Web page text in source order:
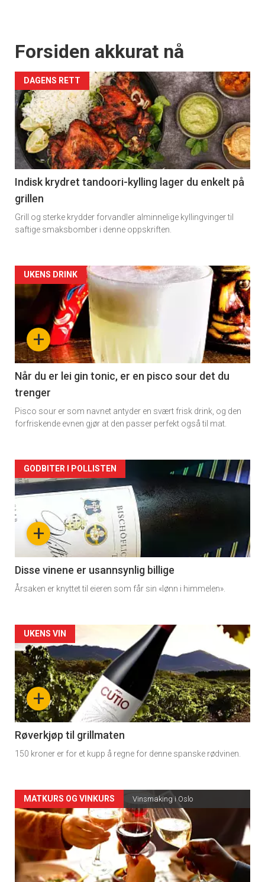
Forsiden akkurat nå
DAGENS RETT
Indisk krydret tandoori-kylling lager du enkelt på
grillen
Grill og sterke krydder forvandler alminnelige kyllingvinger til
saftige smaksbomber i denne oppskriften.
Forsiden
akkurat
nå
-
2
+
UKENS DRINK
Når du er lei gin tonic, er en pisco sour det du
trenger
Pisco sour er som navnet antyder en svært frisk drink, og den
forfriskende evnen gjør at den passer perfekt også til mat.
Forsiden
akkurat
nå
3
+
GODBITER I POLLISTEN
Disse vinene er usannsynlig billige
Årsaken er knyttet til eieren som får sin «lønn i himmelen».
Forsiden
akkurat
nå
-
4
+
UKENS VIN
Røverkjøp til grillmaten
150 kroner er for et kupp å regne for denne spanske rødvinen.
Forsiden
akkurat
nå
-
MATKURS OG VINKURS Vinsmaking i Oslo